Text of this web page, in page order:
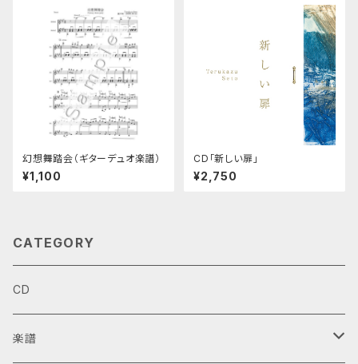
幻想舞踏会（ギターデュオ楽譜）
¥1,100
CD「新しい扉」
¥2,750
CATEGORY
CD
楽譜